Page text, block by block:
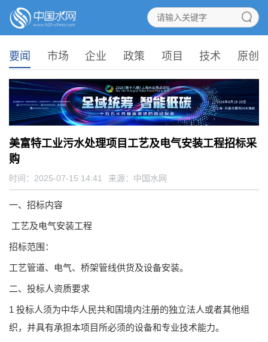
要闻 市场 企业 政策 项目 技术 原创
美富特工业污水处理项目工艺及电气安装工程招标采
购
时间：2025-07-15 14:41 来源： 中国水网
一、招标内容
工艺及电气安装工程
招标范围：
工艺管道、电气、桥架管线供货及设备安装。
二、 投标人资质要求
1 投标人须为中华人民共和国境内注册的独立法人或者其他组
织，并具有承担本项目所必须的设备和专业技术能力。